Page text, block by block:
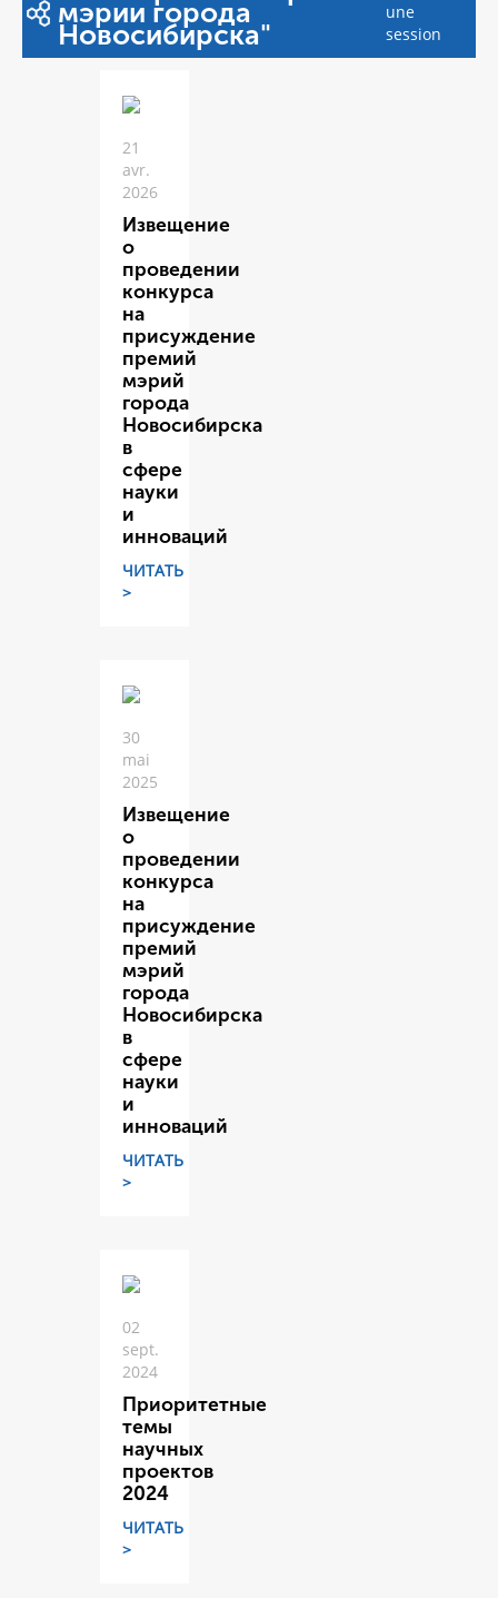
мэрии города
Новосибирска"
une
session
21
avr.
2026
Извещение
о
проведении
конкурса
на
присуждение
премий
мэрий
города
Новосибирска
в
сфере
науки
и
инноваций
ЧИТАТЬ
>
30
mai
2025
Извещение
о
проведении
конкурса
на
присуждение
премий
мэрий
города
Новосибирска
в
сфере
науки
и
инноваций
ЧИТАТЬ
>
02
sept.
2024
Приоритетные
темы
научных
проектов
2024
ЧИТАТЬ
>